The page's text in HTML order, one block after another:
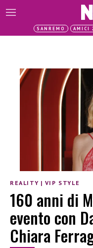
SANREMO AMICI
REALITY | VIP STYLE
160 anni di
evento con
Chiara